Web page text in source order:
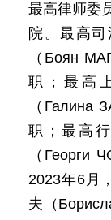
最高律师委
院。最高
（Боян
职；最高
（Галина
职；最高
（Георги
2023年6月
夫（